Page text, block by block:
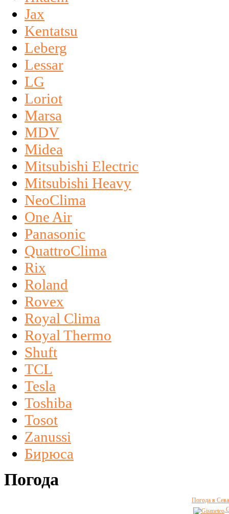
Jax
Kentatsu
Leberg
Lessar
LG
Loriot
Marsa
MDV
Midea
Mitsubishi Electric
Mitsubishi Heavy
NeoClima
One Air
Panasonic
QuattroClima
Rix
Roland
Rovex
Royal Clima
Royal Thermo
Shuft
TCL
Tesla
Toshiba
Tosot
Zanussi
Бирюса
Погода
Погода в